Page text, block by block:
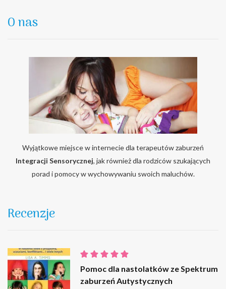
O nas
Wyjątkowe miejsce w internecie dla terapeutów zaburzeń
Integracji Sensorycznej, jak również dla rodziców szukających
porad i pomocy w wychowywaniu swoich maluchów.
Recenzje
Pomoc dla nastolatków ze Spektrum
zaburzeń Autystycznych